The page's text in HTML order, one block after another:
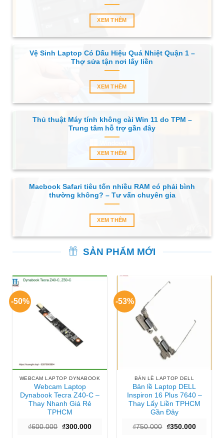
XEM THÊM
Vệ Sinh Laptop Có Dấu Hiệu Quá Nhiệt Quận 1 –
Thợ sửa tận nơi lấy liền
XEM THÊM
Thủ thuật Máy tính không cài Win 11 do TPM –
Trung tâm hỗ trợ gần đây
XEM THÊM
Macbook Safari tiêu tốn nhiều RAM có phải bình
thường không? – Tư vấn chuyên gia
XEM THÊM
SẢN PHẨM MỚI
-50%
WEBCAM LAPTOP DYNABOOK
Webcam Laptop
Dynabook Tecra Z40-C –
Thay Nhanh Giá Rẻ
TPHCM
₫600.000 Giá
₫300.000Giá
-53%
BẢN LỀ LAPTOP DELL
Bản lề Laptop DELL
Inspiron 16 Plus 7640 –
Thay Lấy Liền TPHCM
Gần Đây
₫750.000 Giá
₫350.000Giá